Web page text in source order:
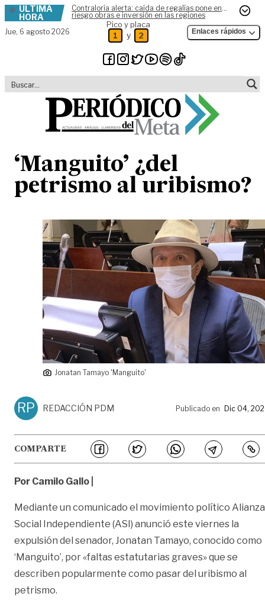
Skip to content
ÚLTIMA
HORA
Contraloría alerta: caída de regalías pone en
riesgo obras e inversión en las regiones
Jue, 6 agosto 2026
Pico y placa
1 y 2 Enlaces rápidos
‘Manguito’ ¿del
petrismo al uribismo?
Jonatan Tamayo 'Manguito'
RP REDACCIÓN PDM Publicado en Dic 04,
COMPARTE
Por Camilo Gallo |
Mediante un comunicado el movimiento político Alianza
Social Independiente (ASI) anunció este viernes la
expulsión del senador, Jonatan Tamayo, conocido como
‘Manguito’, por «faltas estatutarias graves» que se
describen popularmente como pasar del uribismo al
petrismo.